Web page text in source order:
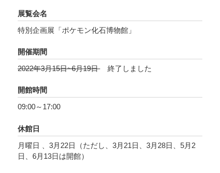
せき」をじっくり見比べてみましょう！
展覧会名
特別企画展「ポケモン化石博物館」
開催期間
2022年3月15日~6月19日
終了しました
開館時間
09:00～17:00
休館日
月曜日 、3月22日（ただし、3月21日、3月28日、5月2
日、6月13日は開館）